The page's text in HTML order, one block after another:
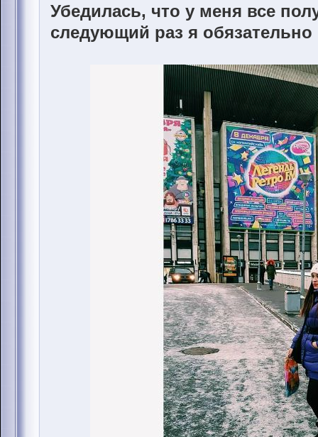
Убедилась, что у меня все
следующий раз я